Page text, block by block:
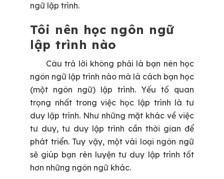
ngữ lập trình.
Tôi nên học ngôn ngữ
lập trình nào
Câu trả lời không phải là bạn nên học
ngôn ngữ lập trình nào mà là cách bạn học
(một ngôn ngữ) lập trình. Yếu tố quan
trọng nhất trong việc học lập trình là tư
duy lập trình. Như những mặt khác về việc
tư duy, tư duy lập trình cần thời gian để
phát triển. Tuy vậy, một vài loại ngôn ngữ
sẽ giúp bạn rèn luyện tư duy lập trình tốt
hơn những ngôn ngữ khác.